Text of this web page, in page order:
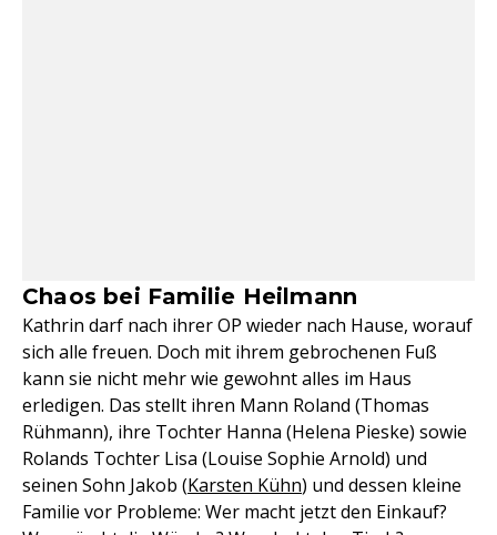
Chaos bei Familie Heilmann
Kathrin darf nach ihrer OP wieder nach Hause, worauf
sich alle freuen. Doch mit ihrem gebrochenen Fuß
kann sie nicht mehr wie gewohnt alles im Haus
erledigen. Das stellt ihren Mann Roland (Thomas
Rühmann), ihre Tochter Hanna (Helena Pieske) sowie
Rolands Tochter Lisa (Louise Sophie Arnold) und
seinen Sohn Jakob (Karsten Kühn) und dessen kleine
Familie vor Probleme: Wer macht jetzt den Einkauf?